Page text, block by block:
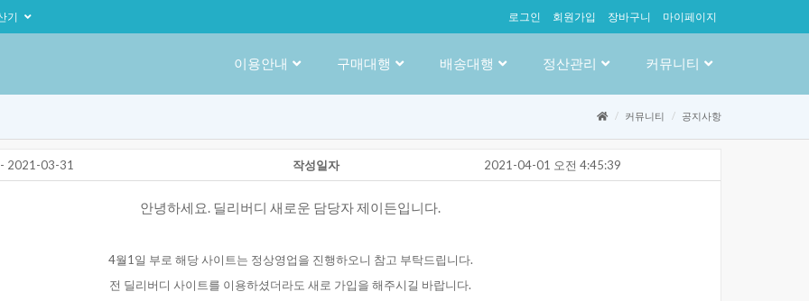
기 로그인 회원가입 장바구니 마이페이지
이용안내 구매대행 배송대행 정산관리 커뮤니티
커뮤니티 공지사항
2021-03-31 작성일자 2021-04-01오전4:45:39
안녕하세요.딜리버디새로운담당자제이든입니다.
4월1일부로해당사이트는정상영업을진행하오니참고부탁드립니다.
전딜리버디사이트를이용하셨더라도새로가입을해주시길바랍니다.